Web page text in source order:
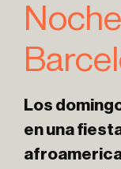
Los
en una